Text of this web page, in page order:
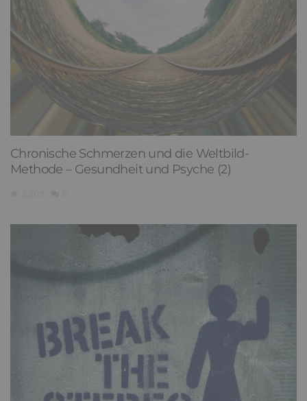
Chronische Schmerzen und die Weltbild-
Methode – Gesundheit und Psyche (2)